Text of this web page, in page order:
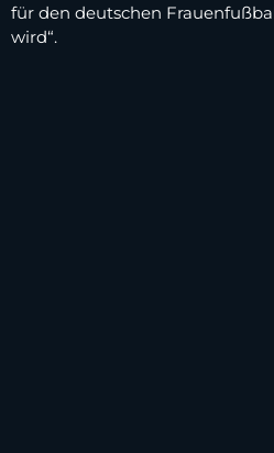
für den deutschen
wird“.